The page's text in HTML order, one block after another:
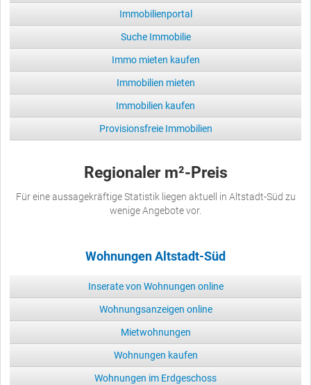
Immobilienportal
Suche Immobilie
Immo mieten kaufen
Immobilien mieten
Immobilien kaufen
Provisionsfreie Immobilien
Regionaler m²-Preis
Für eine aussagekräftige Statistik liegen aktuell in Altstadt-Süd zu
wenige Angebote vor.
Wohnungen Altstadt-Süd
Inserate von Wohnungen online
Wohnungsanzeigen online
Mietwohnungen
Wohnungen kaufen
Wohnungen im Erdgeschoss